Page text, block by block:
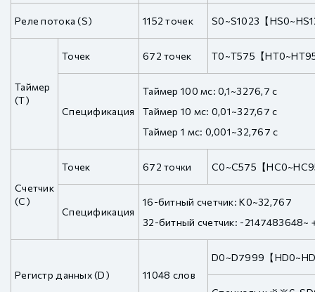
Реле потока (S) 1152 точек S0~S1023【
Таймер
(T)
Точек 672 точек T0~T575【
Спецификация
Таймер 100 мс: 0,1~3276,7 с
Таймер 10 мс: 0,01~327,67 с
Таймер 1 мс: 0,001~32,767 с
Счетчик
(C)
Точек 672 точки C0~C575【
Спецификация
16-битный счетчик: K0~32,767
32-битный счетчик: -2147483648~
Регистр данных (D) 11048 слов
D0~D7999【